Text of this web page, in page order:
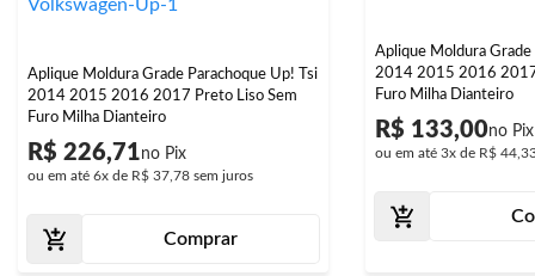
Aplique Moldura Grade Parachoque Up! Tsi
2014 2015 2016 2017 Preto Liso Sem
Furo Milha Dianteiro
R$ 226,71
ou em até 6x de R$ 37,78 sem juros
Comprar
Aplique Moldura Grade
2014 2015 2016
Furo Milha Dianteiro
R$ 133,00
ou em até 3x de R$